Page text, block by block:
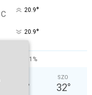
C 20.9°
20.9°
1%
°
SZO
32°